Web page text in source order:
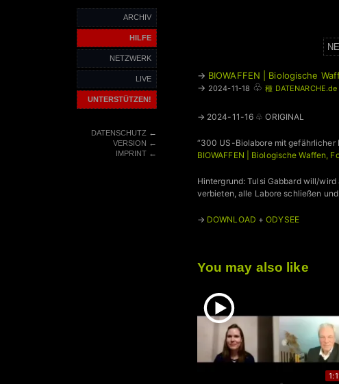
ARCHIV
HILFE
NETZWERK
LIVE
UNTERSTÜTZEN!
DATENSCHUTZ←
VERSION ←
IMPRINT←
→ BIOWAFFEN | Biologische
→ 2024-11-18 ♧ 種 DATENARCHE.de
→ 2024-11-16 ♧ ORIGINAL
“300 US-Biolabore mit gefährlicher
BIOWAFFEN | Biologische Waffen,
Hintergrund: Tulsi Gabbard will/
verbieten, alle Labore schließen
→ DOWNLOAD +ODYSEE
You may also like